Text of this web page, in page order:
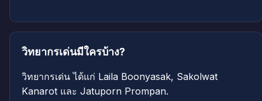
วิทยากรเด่นมีใครบ้าง?
วิทยากรเด่น ได้แก่ Laila Boonyasak, Sakolwat
Kanarot และ Jatuporn Prompan.